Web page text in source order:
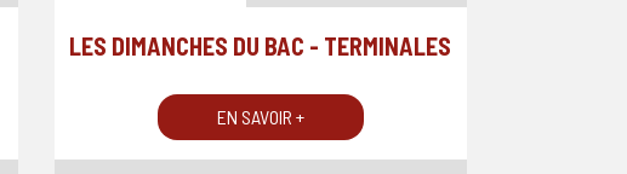
LES DIMANCHES DU BAC - TERMINALES
EN SAVOIR +